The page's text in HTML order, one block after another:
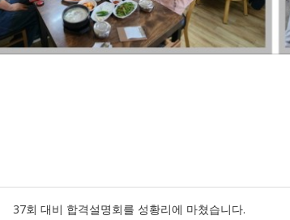
37회 대비 합격설명회를 성황리에 마쳤습니다.